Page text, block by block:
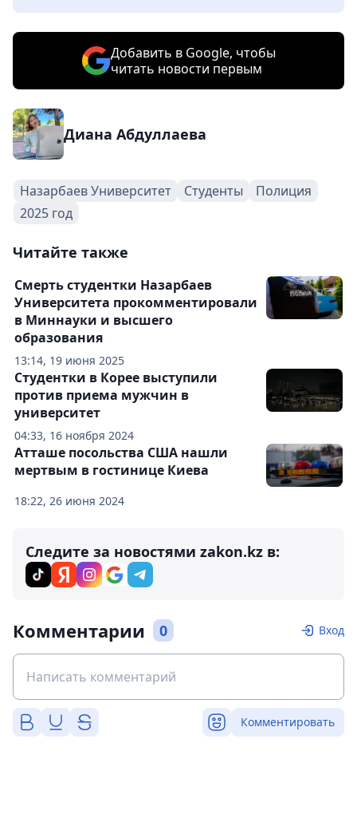
Добавить в Google, чтобы
читать новости первым
Диана Абдуллаева
Назарбаев Университет Студенты
Полиция
2025 год
Читайте также
13:14, 19 июня 2025
Смерть студентки Назарбаев
Университета прокомментировали
в Миннауки и высшего
образования
04:33, 16 ноября 2024
Студентки в Корее выступили
против приема мужчин в
университет
18:22, 26 июня 2024
Атташе посольства США нашли
мертвым в гостинице Киева
Следите за новостями zakon.kz в:
Комментарии 0 Вход
Комментировать